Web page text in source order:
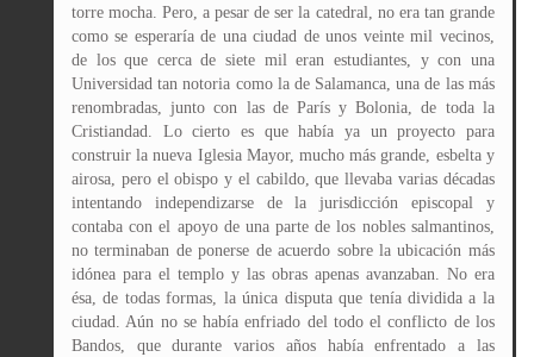
torre mocha. Pero, a pesar de ser la catedral, no era tan grande
como se esperaría de una ciudad de unos veinte mil vecinos,
de los que cerca de siete mil eran estudiantes, y con una
Universidad tan notoria como la de Salamanca, una de las más
renombradas, junto con las de París y Bolonia, de toda la
Cristiandad. Lo cierto es que había ya un proyecto para
construir la nueva Iglesia Mayor, mucho más grande, esbelta y
airosa, pero el obispo y el cabildo, que llevaba varias décadas
intentando independizarse de la jurisdicción episcopal y
contaba con el apoyo de una parte de los nobles salmantinos,
no terminaban de ponerse de acuerdo sobre la ubicación más
idónea para el templo y las obras apenas avanzaban. No era
ésa, de todas formas, la única disputa que tenía dividida a la
ciudad. Aún no se había enfriado del todo el conflicto de los
Bandos, que durante varios años había enfrentado a las